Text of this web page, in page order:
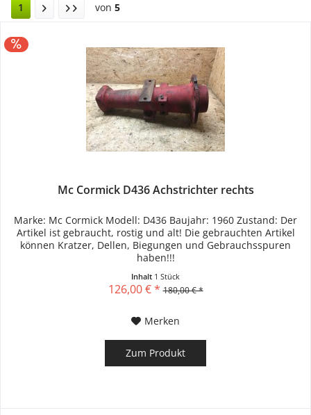
1 von 5
Mc Cormick D436 Achstrichter rechts
Marke: Mc Cormick Modell: D436 Baujahr: 1960 Zustand: Der
Artikel ist gebraucht, rostig und alt! Die gebrauchten Artikel
können Kratzer, Dellen, Biegungen und Gebrauchsspuren
haben!!!
Inhalt 1 Stück
126,00 € * 180,00 € *
Merken
Zum Produkt